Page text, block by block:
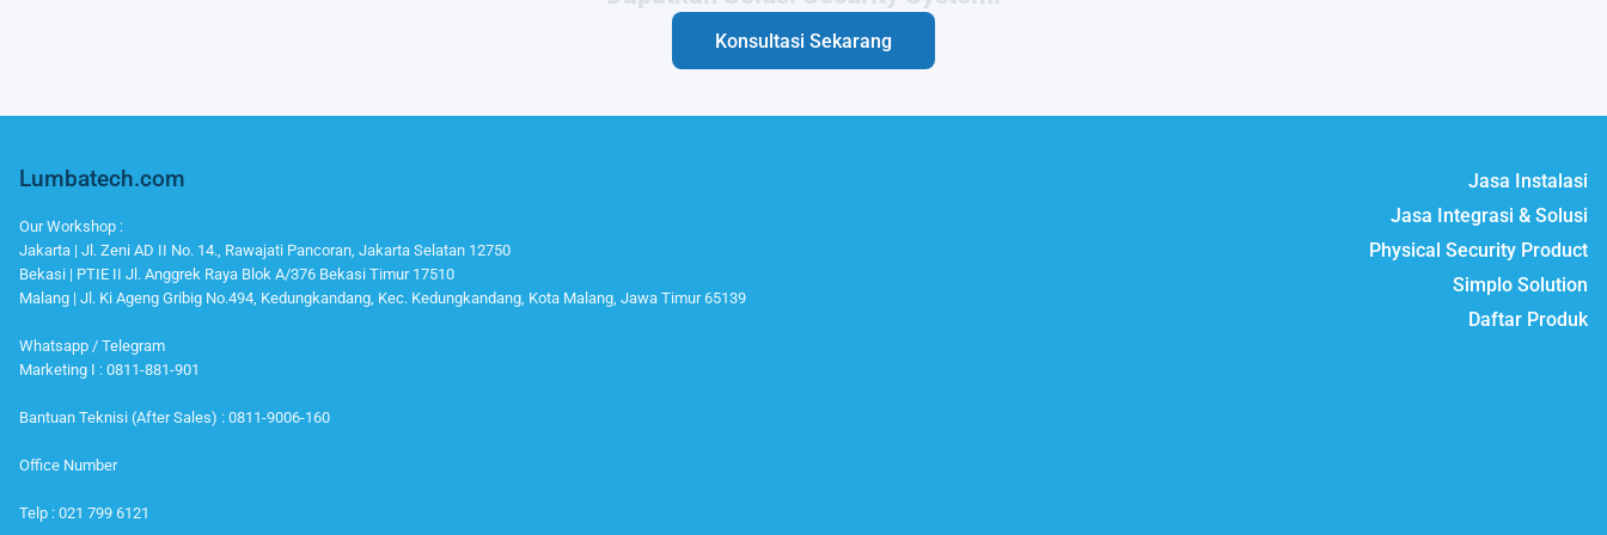
Konsultasi Sekarang
Jasa Instalasi
Jasa Integrasi & Solusi
Physical Security Product
Simplo Solution
Daftar Produk
Lumbatech.com
Our Workshop :
Jakarta | Jl. Zeni AD II No. 14., Rawajati Pancoran, Jakarta Selatan 12750
Bekasi | PTIE II Jl. Anggrek Raya Blok A/376 Bekasi Timur 17510
Malang | Jl. Ki Ageng Gribig No.494, Kedungkandang, Kec. Kedungkandang, Kota Malang, Jawa Timur 65139
Whatsapp / Telegram
Marketing I : 0811-881-901
Bantuan Teknisi (After Sales) : 0811-9006-160
Office Number
Telp : 021 799 6121